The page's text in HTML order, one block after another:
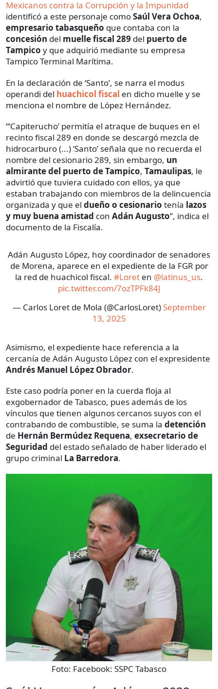
Mexicanos contra la Corrupción y la Impunidad
identificó a este personaje comoSaúl Vera Ochoa,
empresario tabasqueño que contaba con la
concesión del muelle fiscal 289 del puerto de
Tampico y que adquirió mediante su empresa
Tampico Terminal Marítima.
En la declaración de ‘Santo’, se narra el modus
operandi del huachicol fiscal en dicho muelle y se
menciona el nombre de López Hernández.
“‘Capiterucho’ permitía el atraque de buques en el
recinto fiscal 289 en donde se descargó mezcla de
hidrocarburo (...) ‘Santo’ señala que no recuerda el
nombre del cesionario 289, sin embargo, un
almirante del puerto de Tampico, Tamaulipas, le
advirtió que tuviera cuidado con ellos, ya que
estaban trabajando con miembros de la delincuencia
organizada y que el dueño o cesionario tenía lazos
y muy buena amistad con Adán Augusto”, indica el
documento de la Fiscalía.
Adán Augusto López, hoy coordinador de senadores
de Morena, aparece en el expediente de la FGR por
la red de huachicol fiscal. #Loret en @latinus_us.
pic.twitter.com/7ozTPFk84J
— Carlos Loret de Mola (@CarlosLoret) September
13, 2025
Asimismo, el expediente hace referencia a la
cercanía de Adán Augusto López con el expresidente
Andrés Manuel López Obrador.
Este caso podría poner en la cuerda floja al
exgobernador de Tabasco, pues además de los
vínculos que tienen algunos cercanos suyos con el
contrabando de combustible, se suma la detención
de Hernán Bermúdez Requena, exsecretario de
Seguridad del estado señalado de haber liderado el
grupo criminal La Barredora.
Foto: Facebook: SSPC Tabasco